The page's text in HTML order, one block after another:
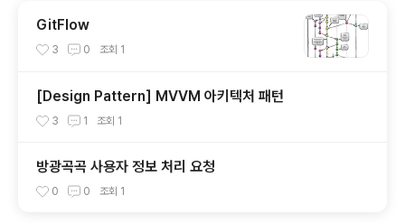
GitFlow
3 0 조회 1
[Design Pattern] MVVM 아키텍처 패턴
3 1 조회 1
방광곡곡 사용자 정보 처리 요청
0 0 조회 1